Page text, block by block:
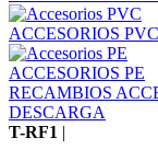
ACCESORIOS PVC
ACCESORIOS PE
RECAMBIOS
DESCARGA
T-RF1 |